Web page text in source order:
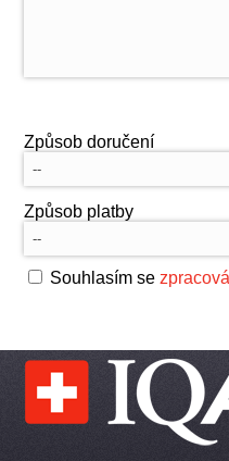
Způsob doručení
Způsob platby
Souhlasím se